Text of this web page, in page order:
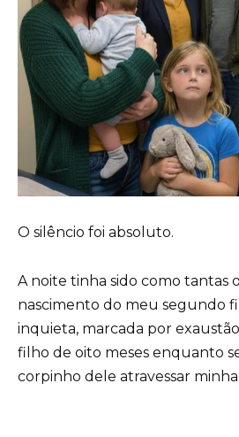
O silêncio foi absoluto.
A noite tinha sido como tantas
nascimento do meu segundo
inquieta, marcada por
filho de oito meses enquanto
corpinho dele atravessar